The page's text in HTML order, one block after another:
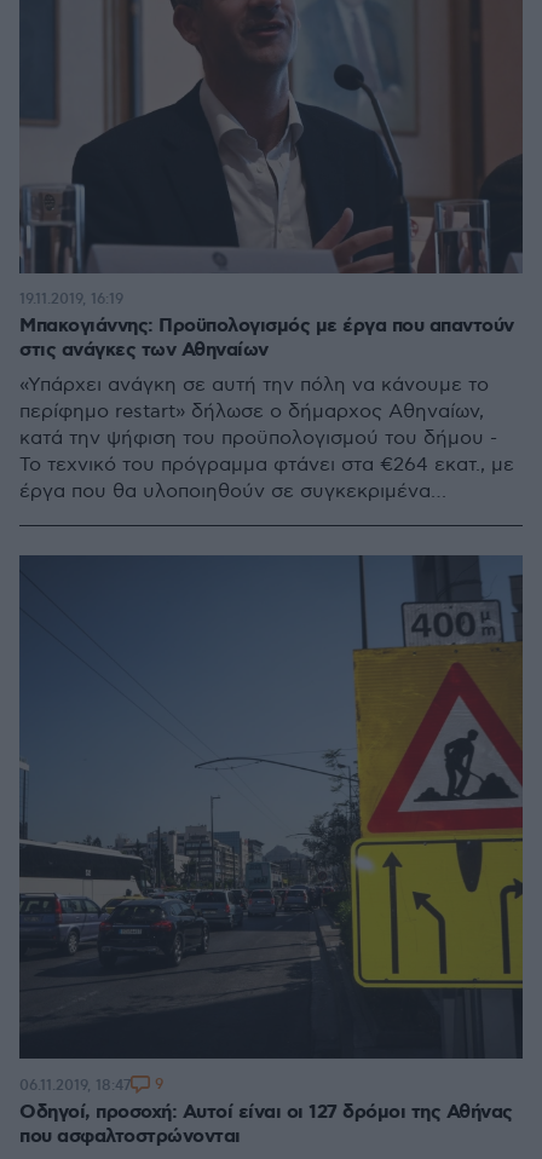
Μπακογιάννης: Προϋπολογισμός με έργα που απαντούν
στις ανάγκες των Αθηναίων
«Υπάρχει ανάγκη σε αυτή την πόλη να κάνουμε το
περίφημο restart» δήλωσε ο δήμαρχος Αθηναίων,
κατά την ψήφιση του προϋπολογισμού του δήμου -
Το τεχνικό του πρόγραμμα φτάνει στα €264 εκατ., με
έργα που θα υλοποιηθούν σε συγκεκριμένα
19.11.2019, 16:19
Οδηγοί, προσοχή: Αυτοί είναι οι 127 δρόμοι της Αθήνας
που ασφαλτοστρώνονται
06.11.2019, 18:47 9